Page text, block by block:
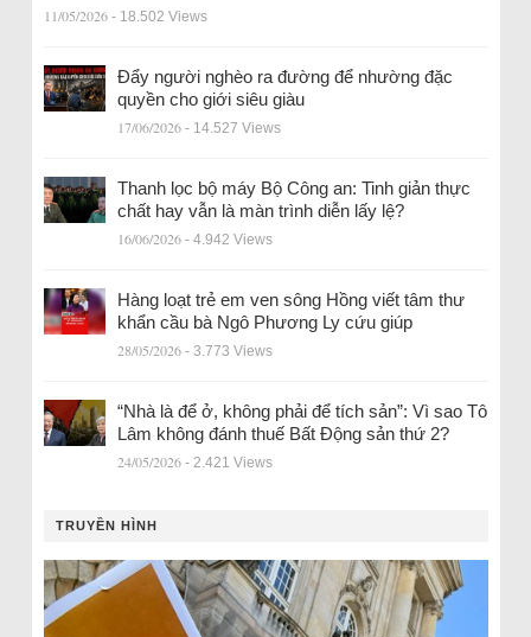
11/05/2026 - 18.502 Views
Đẩy người nghèo ra đường để nhường đặc
quyền cho giới siêu giàu
17/06/2026 - 14.527 Views
Thanh lọc bộ máy Bộ Công an: Tinh giản thực
chất hay vẫn là màn trình diễn lấy lệ?
16/06/2026 - 4.942 Views
Hàng loạt trẻ em ven sông Hồng viết tâm thư
khẩn cầu bà Ngô Phương Ly cứu giúp
28/05/2026 - 3.773 Views
“Nhà là để ở, không phải để tích sản”: Vì sao Tô
Lâm không đánh thuế Bất Động sản thứ 2?
24/05/2026 - 2.421 Views
TRUYỀN HÌNH